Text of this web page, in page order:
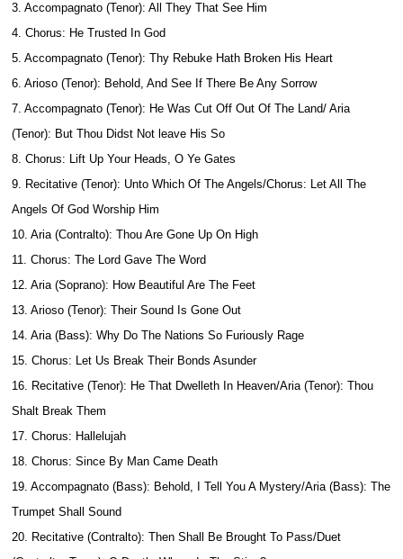
3. Accompagnato (Tenor): All They That See Him
4. Chorus: He Trusted In God
5. Accompagnato (Tenor): Thy Rebuke Hath Broken His Heart
6. Arioso (Tenor): Behold, And See If There Be Any Sorrow
7. Accompagnato (Tenor): He Was Cut Off Out Of The Land/ Aria
(Tenor): But Thou Didst Not leave His So
8. Chorus: Lift Up Your Heads, O Ye Gates
9. Recitative (Tenor): Unto Which Of The Angels/Chorus: Let All The
Angels Of God Worship Him
10. Aria (Contralto): Thou Are Gone Up On High
11. Chorus: The Lord Gave The Word
12. Aria (Soprano): How Beautiful Are The Feet
13. Arioso (Tenor): Their Sound Is Gone Out
14. Aria (Bass): Why Do The Nations So Furiously Rage
15. Chorus: Let Us Break Their Bonds Asunder
16. Recitative (Tenor): He That Dwelleth In Heaven/Aria (Tenor): Thou
Shalt Break Them
17. Chorus: Hallelujah
18. Chorus: Since By Man Came Death
19. Accompagnato (Bass): Behold, I Tell You A Mystery/Aria (Bass): The
Trumpet Shall Sound
20. Recitative (Contralto): Then Shall Be Brought To Pass/Duet